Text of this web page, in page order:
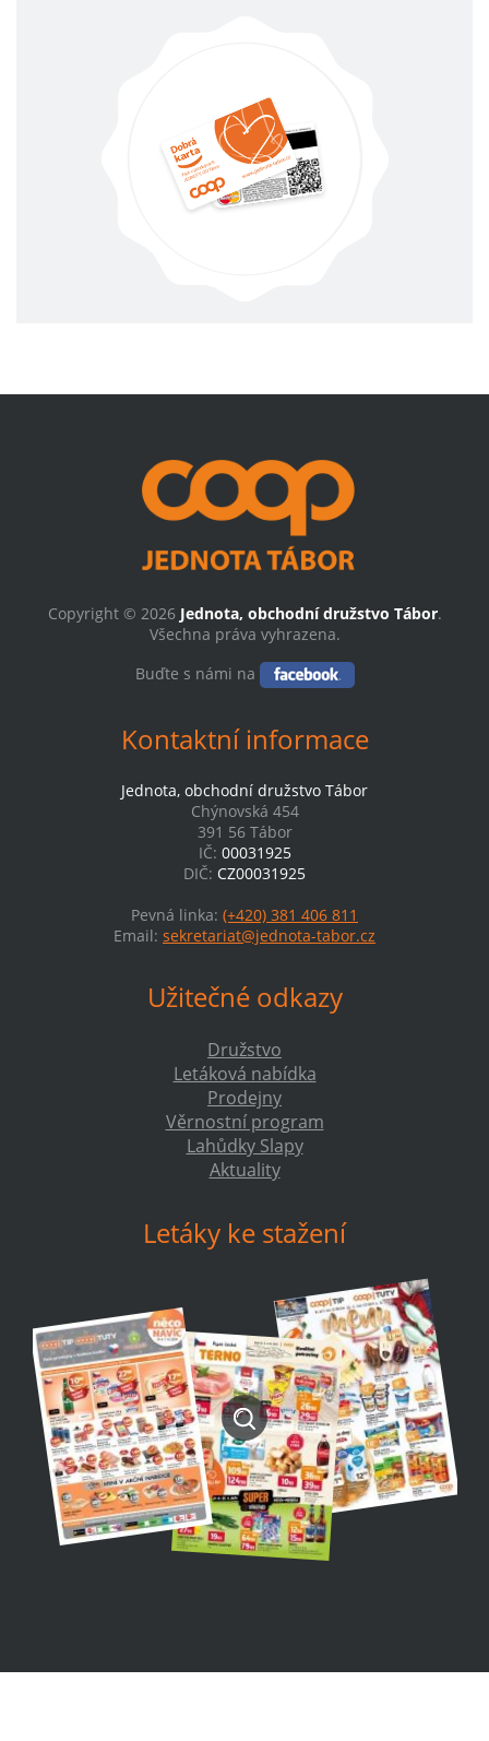
Copyright © 2026 Jednota, obchodní družstvo Tábor.
Všechna práva vyhrazena.
Buďte s námi na
Kontaktní informace
Jednota, obchodní družstvo Tábor
Chýnovská 454
391 56 Tábor
IČ: 00031925
DIČ: CZ00031925
Pevná linka: (+420) 381 406 811
Email: sekretariat@jednota-tabor.cz
Užitečné odkazy
Družstvo
Letáková nabídka
Prodejny
Věrnostní program
Lahůdky Slapy
Aktuality
Letáky ke stažení